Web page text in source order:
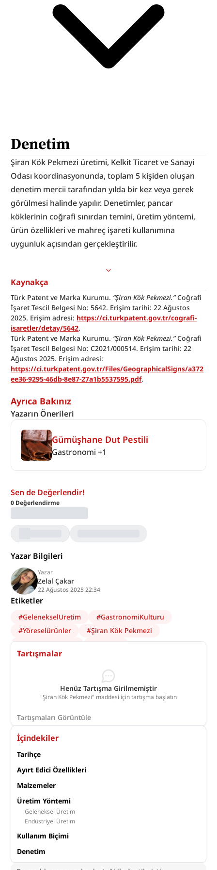
Denetim
Şiran Kök Pekmezi üretimi, Kelkit Ticaret ve Sanayi
Odası koordinasyonunda, toplam 5 kişiden oluşan
denetim mercii tarafından yılda bir kez veya gerek
görülmesi halinde yapılır. Denetimler, pancar
köklerinin coğrafi sınırdan temini, üretim yöntemi,
ürün özellikleri ve mahreç işareti kullanımına
uygunluk açısından gerçekleştirilir.
Kaynakça
Türk Patent ve Marka Kurumu. “Şiran Kök Pekmezi.” Coğrafi
İşaret Tescil Belgesi No: 5642. Erişim tarihi: 22 Ağustos
2025. Erişim adresi: https://ci.turkpatent.gov.tr/cografi-
isaretler/detay/5642.
Türk Patent ve Marka Kurumu. “Şiran Kök Pekmezi.” Coğrafi
İşaret Tescil Belgesi No: C2021/000514. Erişim tarihi: 22
https://ci.turkpatent.gov.tr/Files/GeographicalSigns/a372
ee36-9295-46db-8e87-27a1b5537595.pdf.
Ayrıca Bakınız
Yazarın Önerileri
Gümüşhane Dut Pestili
Gastronomi +1
Sen de Değerlendir!
0 Değerlendirme
Yazar Bilgileri
Yazar
Zelal Çakar
22 Ağustos 2025 22:34
Etiketler
#GelenekselUretim #GastronomiKulturu
#Yöreselürünler #Şiran Kök Pekmezi
#AnadoluMutfağı #Mahreç
#Geleneksel Üretim
coğrafiişaret
TarımEkonomisi # şeker pancarı
Gümüşhane
Tartışmalar
Henüz Tartışma Girilmemiştir
"Şiran Kök Pekmezi" maddesi için tartışma başlatın
Tartışmaları Görüntüle
İçindekiler
Tarihçe
Ayırt Edici Özellikleri
Malzemeler
Üretim Yöntemi
Geleneksel Üretim
Endüstriyel Üretim
Kullanım Biçimi
Denetim